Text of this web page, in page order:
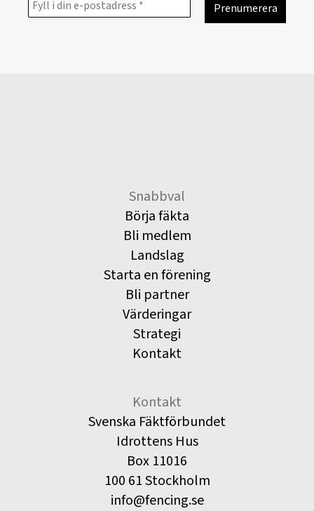
Snabbval
Börja fäkta
Bli medlem
Landslag
Starta en förening
Bli partner
Värderingar
Strategi
Kontakt
Kontakt
Svenska Fäktförbundet
Idrottens Hus
Box 11016
100 61 Stockholm
info@fencing.se